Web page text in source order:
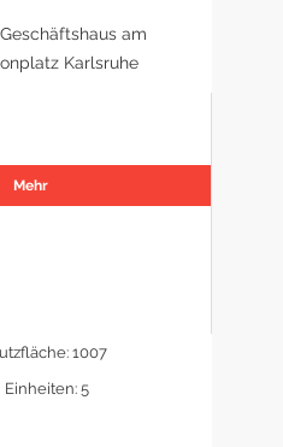
am
Karlsruhe
Mehr
1007
Einheiten: 5